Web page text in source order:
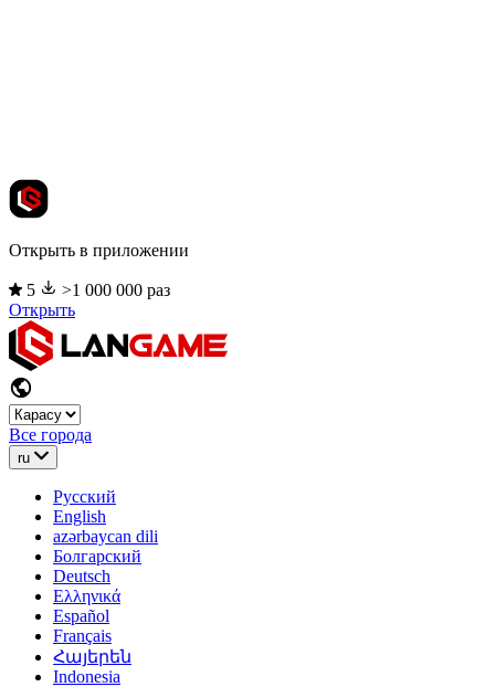
Открыть в приложении
5
>1 000 000 раз
Открыть
Все города
ru
Русский
English
azərbaycan dili
Болгарский
Deutsch
Ελληνικά
Español
Français
Հայերեն
Indonesia